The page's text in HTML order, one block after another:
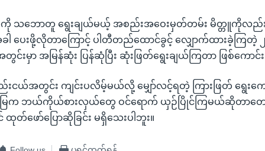
ေကို သဘောတူ ရွေးချယ်မယ့် အစည်းအဝေးမှတ်တမ်း မိတ္တူကိုလည်
ါ ပေးဖို့လိုတာကြောင့် ပါတီတည်ထောင်ခွင့် လျှောက်ထားခဲ့ကြတဲ့
းမှာ အမြန်ဆုံး ပြန်ဆုံပြီး ဆုံးဖြတ်ရွေးချယ်ကြတာ ဖြစ်ကောင်
းငယ်အတွင်း ကျင်းပလိမ့်မယ်လို့ မျှော်လင့်ရတဲ့ ကြားဖြတ် ရွေး
ေက ဘယ်ကိုယ်စားလှယ်တွေ ဝင်ရောက် ယှဉ်ပြိုင်ကြမယ်ဆိုတာတေ
ထုတ်ဖော်ပြောဆိုခြင်း မရှိသေးပါဘူး။